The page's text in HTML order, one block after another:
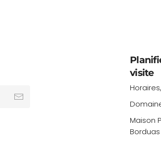
visite
Maison
Borduas